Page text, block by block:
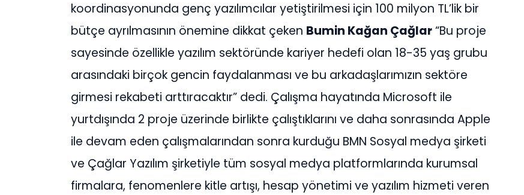
koordinasyonunda genç yazılımcılar yetiştirilmesi için 100 milyon TL’lik bir
bütçe ayrılmasının önemine dikkat çeken Bumin Kağan Çağlar“Bu proje
sayesinde özellikle yazılım sektöründe kariyer hedefi olan 18-35 yaş grubu
arasındaki birçok gencin faydalanması ve bu arkadaşlarımızın sektöre
girmesi rekabeti arttıracaktır” dedi. Çalışma hayatında Microsoft ile
yurtdışında 2 proje üzerinde birlikte çalıştıklarını ve daha sonrasında Apple
ile devam eden çalışmalarından sonra kurduğu BMN Sosyal medya şirketi
ve Çağlar Yazılım şirketiyle tüm sosyal medya platformlarında kurumsal
firmalara, fenomenlere kitle artışı, hesap yönetimi ve yazılım hizmeti veren